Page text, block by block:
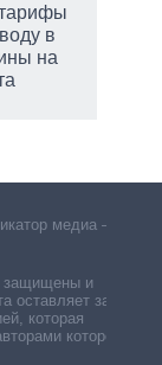
в
на
медиа –
защищены и
оставляет за
которая
которой